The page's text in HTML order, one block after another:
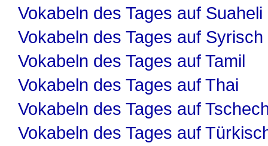
Vokabeln des Tages auf Suaheli
Vokabeln des Tages auf Syrisch
Vokabeln des Tages auf Tamil
Vokabeln des Tages auf Thai
Vokabeln des Tages auf
Vokabeln des Tages auf